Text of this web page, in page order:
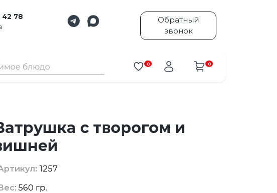
42 78
Обратный
звонок
0 0
с творогом и
1257
: 560 гр.